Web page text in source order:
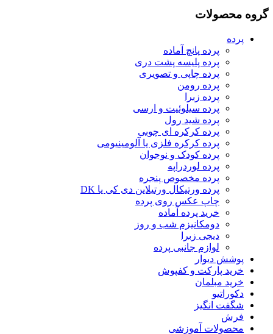
گروه محصولات
پرده
پرده پانچ آماده
پرده پلیسه پشت دری
پرده چاپی و تصویری
پرده رومن
پرده زبرا
پرده سیلوئیت و ارسی
پرده شید رول
پرده کرکره ای چوبی
پرده کرکره فلزی یا آلومینیومی
پرده کودک و نوجوان
پرده لوردراپه
پرده مخصوص پنجره
پرده ورتیکال ورتیلاین دی کی یا DK
چاپ عکس روی پرده
خرید پرده آماده
دومکانیزم شب و روز
دیجی زبرا
لوازم جانبی پرده
پوشش دیوار
خرید پارکت و کفپوش
خرید مبلمان
دکوراتیو
شگفت انگیز
فرش
محصولات آموزشی